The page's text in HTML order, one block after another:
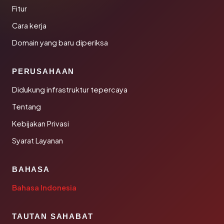
Fitur
Cara kerja
Domain yang baru diperiksa
PERUSAHAAN
Didukung infrastruktur tepercaya
Tentang
Kebijakan Privasi
Syarat Layanan
BAHASA
Bahasa Indonesia
TAUTAN SAHABAT